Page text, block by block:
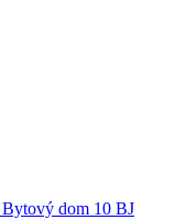
Bytový dom 10 BJ